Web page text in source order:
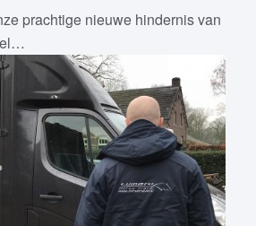
prachtige nieuwe hindernis van